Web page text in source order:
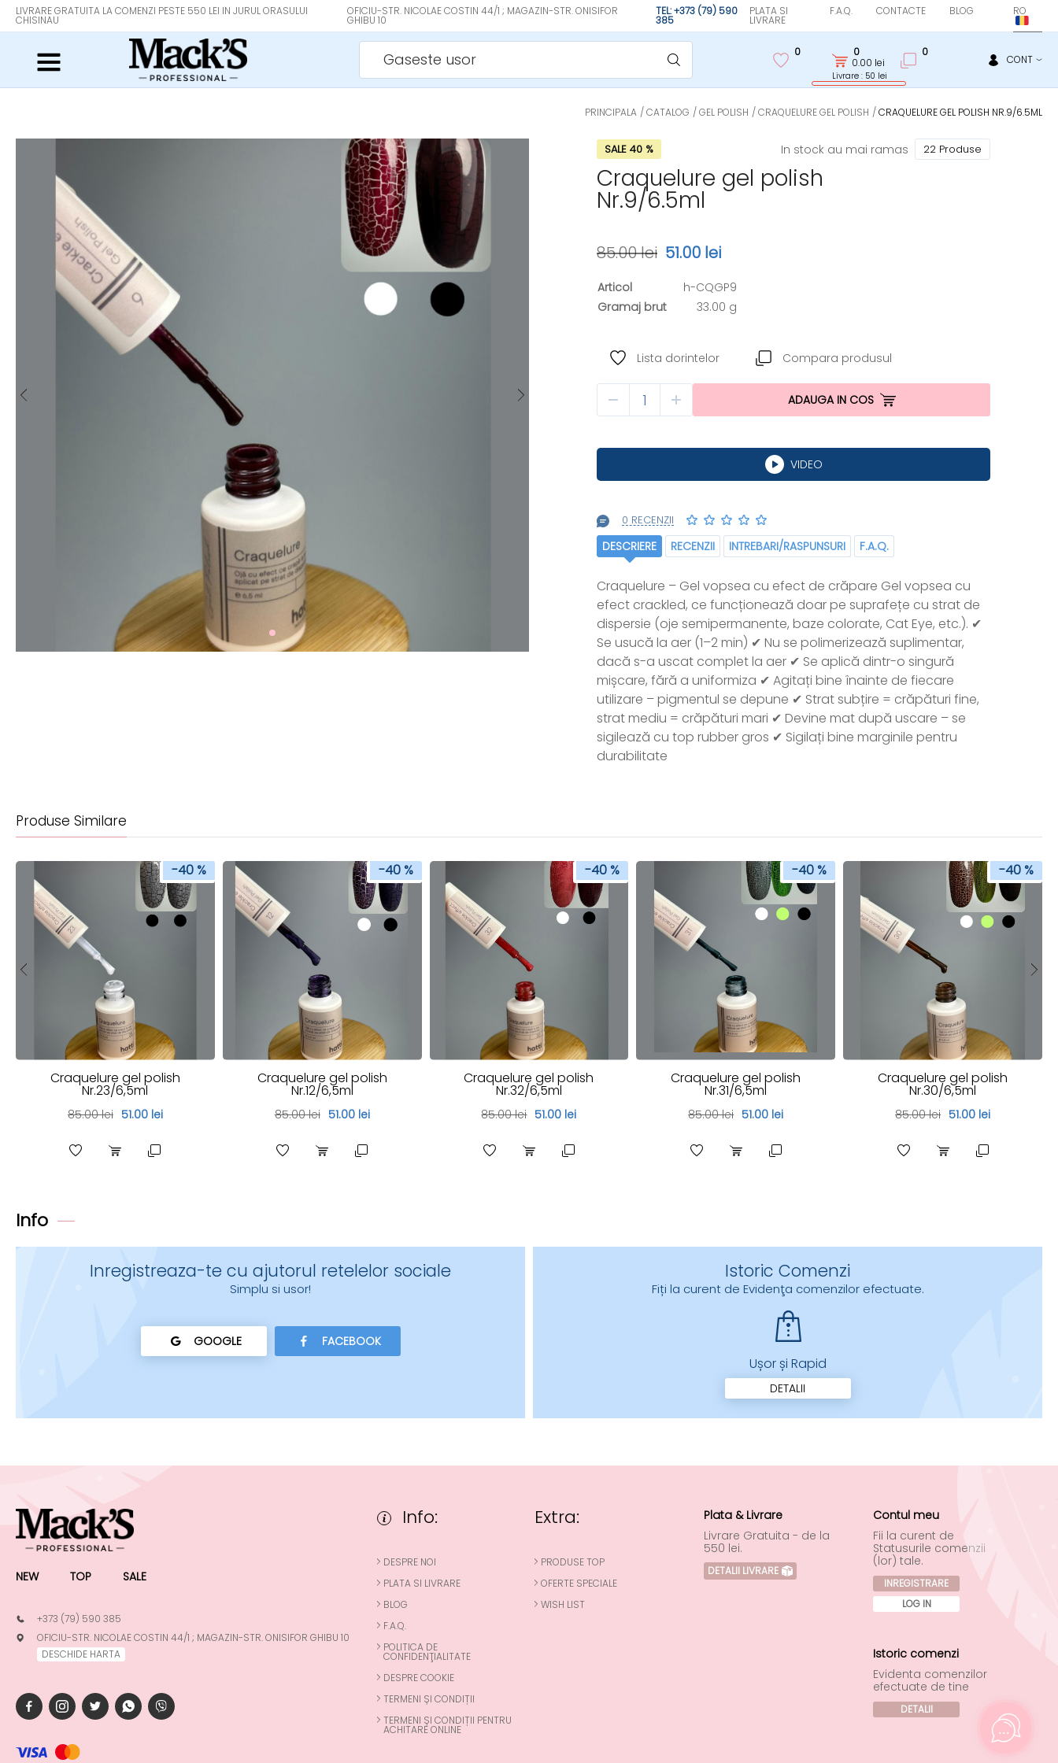
LIVRARE GRATUITA LA COMENZI PESTE 550 LEI IN JURUL ORASULUI
CHISINAU
OFICIU-STR. NICOLAE COSTIN 44/1 ; MAGAZIN-STR. ONISIFOR
GHIBU 10
TEL: +373 (79) 590
385
PLATA SI
LIVRARE
F.A.Q. CONTACTE BLOG RO
Gaseste usor 0
0
0.00 lei
Livrare : 50 lei
0
CONT
PRINCIPALA CATALOG GEL POLISH CRAQUELURE GEL POLISH CRAQUELURE GEL POLISH NR.9/6.5ML
SALE 40 % In stock au mai ramas 22 Produse
Craquelure gel polish
Nr.9/6.5ml
85.00 lei 51.00 lei
Articol
h-CQGP9
Gramaj brut
33.00 g
Lista dorintelor Compara produsul
ADAUGA IN COS
VIDEO
0 RECENZII
DESCRIERE RECENZII INTREBARI/RASPUNSURI F.A.Q.
Craquelure – Gel vopsea cu efect de crăpare Gel vopsea cu
efect crackled, ce funcționează doar pe suprafețe cu strat de
dispersie (oje semipermanente, baze colorate, Cat Eye, etc.). ✔
Se usucă la aer (1–2 min) ✔ Nu se polimerizează suplimentar,
dacă s-a uscat complet la aer ✔ Se aplică dintr-o singură
mișcare, fără a uniformiza ✔ Agitați bine înainte de fiecare
utilizare – pigmentul se depune ✔ Strat subțire = crăpături fine,
strat mediu = crăpături mari ✔ Devine mat după uscare – se
sigilează cu top rubber gros ✔ Sigilați bine marginile pentru
durabilitate
Produse Similare
-40 %
Craquelure gel polish
Nr.23/6,5ml
85.00 lei 51.00 lei
-40 %
Craquelure gel polish
Nr.12/6,5ml
85.00 lei 51.00 lei
-40 %
Craquelure gel polish
Nr.32/6,5ml
85.00 lei 51.00 lei
-40 %
Craquelure gel polish
Nr.31/6,5ml
85.00 lei 51.00 lei
-40 %
Craquelure gel polish
Nr.30/6,5ml
85.00 lei 51.00 lei
Info
Inregistreaza-te cu ajutorul retelelor sociale
Simplu si usor!
GOOGLE FACEBOOK
Istoric Comenzi
Fiți la curent de Evidenţa comenzilor efectuate.
Ușor și Rapid
DETALII
NEW TOP SALE
+373 (79) 590 385
OFICIU-STR. NICOLAE COSTIN 44/1 ; MAGAZIN-STR. ONISIFOR GHIBU 10
DESCHIDE HARTA
Info:
DESPRE NOI
PLATA SI LIVRARE
BLOG
F.A.Q.
POLITICA DE
CONFIDENŢIALITATE
DESPRE COOKIE
TERMENI ȘI CONDIȚII
TERMENI ȘI CONDIȚII PENTRU
ACHITARE ONLINE
Extra:
PRODUSE TOP
OFERTE SPECIALE
WISH LIST
Plata & Livrare
Livrare Gratuita - de la
550 lei.
DETALII LIVRARE
Contul meu
Fii la curent de
Statusurile comenzii
(lor) tale.
INREGISTRARE
LOG IN
Istoric comenzi
Evidenta comenzilor
efectuate de tine
DETALII